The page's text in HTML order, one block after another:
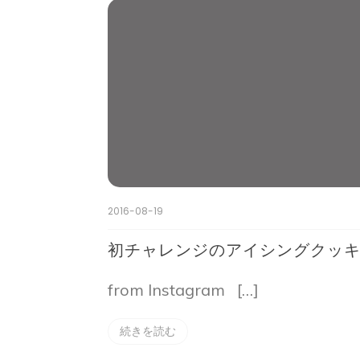
2016-08-19
初チャレンジのアイシングクッ
from Instagram […]
続きを読む